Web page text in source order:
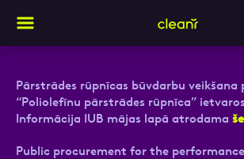
Pārstrādes rūpnīcas būvdarbu veikšana
“Poliolefīnu pārstrādes rūpnīca”
Informācija IUB mājas lapā atrodama
Public procurement for the
Aizpildi pieteikuma formu un
sazināsimies